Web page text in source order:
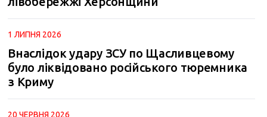
1 ЛИПНЯ 2026
Внаслідок удару ЗСУ по Щасливцевому
було ліквідовано російського тюремника
з Криму
20 ЧЕРВНЯ 2026